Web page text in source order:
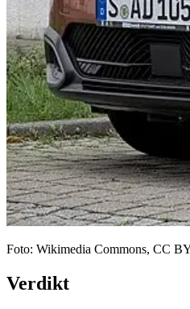
Foto: Wikimedia Commons, CC
Verdikt